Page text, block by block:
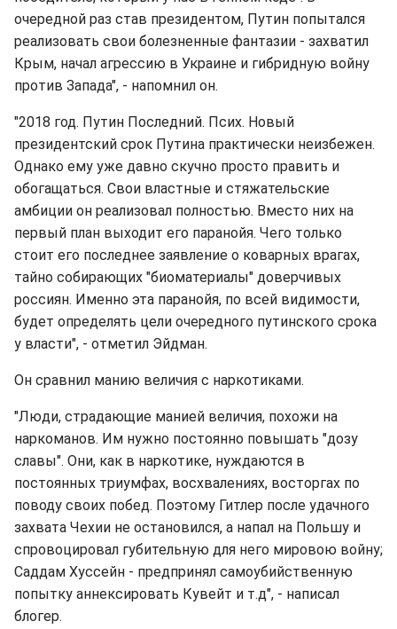
очередной раз став президентом, Путин попытался
реализовать свои болезненные фантазии - захватил
Крым, начал агрессию в Украине и гибридную войну
против Запада", - напомнил он.
"2018 год. Путин Последний. Псих. Новый
президентский срок Путина практически неизбежен.
Однако ему уже давно скучно просто править и
обогащаться. Свои властные и стяжательские
амбиции он реализовал полностью. Вместо них на
первый план выходит его паранойя. Чего только
стоит его последнее заявление о коварных врагах,
тайно собирающих "биоматериалы" доверчивых
россиян. Именно эта паранойя, по всей видимости,
будет определять цели очередного путинского срока
у власти", - отметил Эйдман.
Он сравнил манию величия с наркотиками.
"Люди, страдающие манией величия, похожи на
наркоманов. Им нужно постоянно повышать "дозу
славы". Они, как в наркотике, нуждаются в
постоянных триумфах, восхвалениях, восторгах по
поводу своих побед. Поэтому Гитлер после удачного
захвата Чехии не остановился, а напал на Польшу и
спровоцировал губительную для него мировою войну;
Саддам Хуссейн - предпринял самоубийственную
попытку аннексировать Кувейт и т.д", - написал
блогер.